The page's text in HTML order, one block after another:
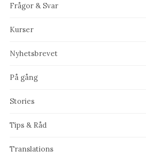
Frågor & Svar
Kurser
Nyhetsbrevet
På gång
Stories
Tips & Råd
Translations